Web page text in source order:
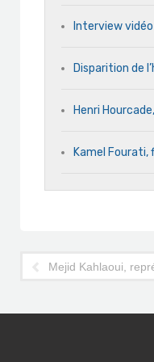
Interview
Disparition de
Henri
Kamel
Mejid Kahlaoui,